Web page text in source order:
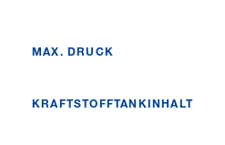
MAX. DRUCK
KRAFTSTOFFTANKINHALT